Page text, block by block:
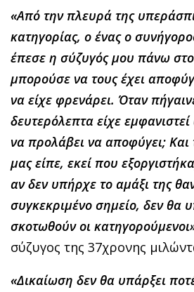
«Από την πλευρά της
κατηγορίας, ο ένας ο
έπεσε η σύζυγός μου πάνω
μπορούσε να τους έχει
να είχε φρενάρει. Όταν
δευτερόλεπτα είχε
να προλάβει να αποφύγει; Και
μας είπε, εκεί που
αν δεν υπήρχε το αμάξι της
συγκεκριμένο σημείο, δεν θα
σκοτωθούν οι
σύζυγος της 37χρονης
«Δικαίωση δεν θα υπάρξει